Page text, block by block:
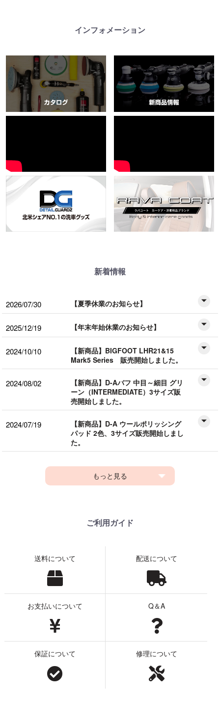
インフォメーション
新着情報
2026/07/30 【夏季休業のお知らせ】
2025/12/19 【年末年始休業のお知らせ】
2024/10/10
【新商品】BIGFOOT LHR21&15
Mark5 Series 販売開始しました。
2024/08/02
【新商品】D-Aバフ 中目～細目 グリ
ーン（INTERMEDIATE）3サイズ販
売開始しました。
2024/07/19
【新商品】D-A ウールポリッシング
パッド 2色、3サイズ販売開始しまし
た。
もっと見る
ご利用ガイド
送料について 配送について
お支払いについて Q＆A
保証について 修理について